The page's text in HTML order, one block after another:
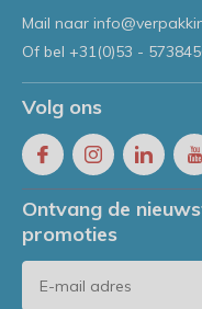
Mail naar
Of bel +31(0)53 -
Volg ons
Ontvang de
promoties